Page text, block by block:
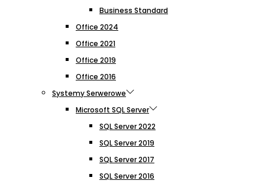
Business Standard
Office 2024
Office 2021
Office 2019
Office 2016
Systemy Serwerowe
Microsoft SQL Server
SQL Server 2022
SQL Server 2019
SQL Server 2017
SQL Server 2016